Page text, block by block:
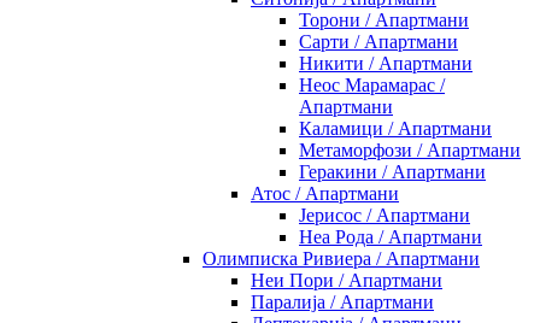
Торони / Апартмани
Сарти / Апартмани
Никити / Апартмани
Неос Марамарас /
Апартмани
Каламици / Апартмани
Метаморфози / Апартмани
Геракини / Апартмани
Атос / Апартмани
Јерисос / Апартмани
Неа Рода / Апартмани
Олимписка Ривиера / Апартмани
Неи Пори / Апартмани
Паралија / Апартмани